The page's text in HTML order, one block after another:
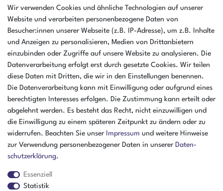
AMIKON GMBH
Einsteinstr. 8a
46325 Borken
Deutschland
Öffnungszeiten Montag - Donnerstag
07:30 - 16:00 Uhr
Öffnungszeiten Freitag
07:30 - 15:00 Uhr
ZAHLUNGSARTEN
Wir verwenden Cookies und ähnliche Technologien auf unserer
Website und verarbeiten personenbezogene Daten von
Besucher:innen unserer Webseite (z.B. IP-Adresse), um z.B. Inhalte
und Anzeigen zu personalisieren, Medien von Drittanbietern
einzubinden oder Zugriffe auf unsere Website zu analysieren. Die
Datenverarbeitung erfolgt erst durch gesetzte Cookies. Wir teilen
diese Daten mit Dritten, die wir in den Einstellungen benennen.
Die Datenverarbeitung kann mit Einwilligung oder aufgrund eines
berechtigten Interesses erfolgen. Die Zustimmung kann erteilt oder
abgelehnt werden. Es besteht das Recht, nicht einzuwilligen und
die Einwilligung zu einem späteren Zeitpunkt zu ändern oder zu
widerrufen. Beachten Sie unser Impressum und weitere Hinweise
zur Verwendung personenbezogener Daten in unserer Daten­
schutz­erklärung.
Essenziell
Statistik